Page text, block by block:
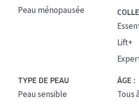
Peau ménopausée
Lift+
TYPE DE PEAU
Peau sensible
ÂGE :
Tous